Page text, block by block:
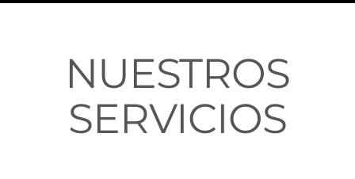
NUESTROS
SERVICIOS